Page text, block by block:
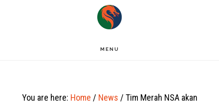
MENU
You are here: Home / News / Tim Merah NSA akan